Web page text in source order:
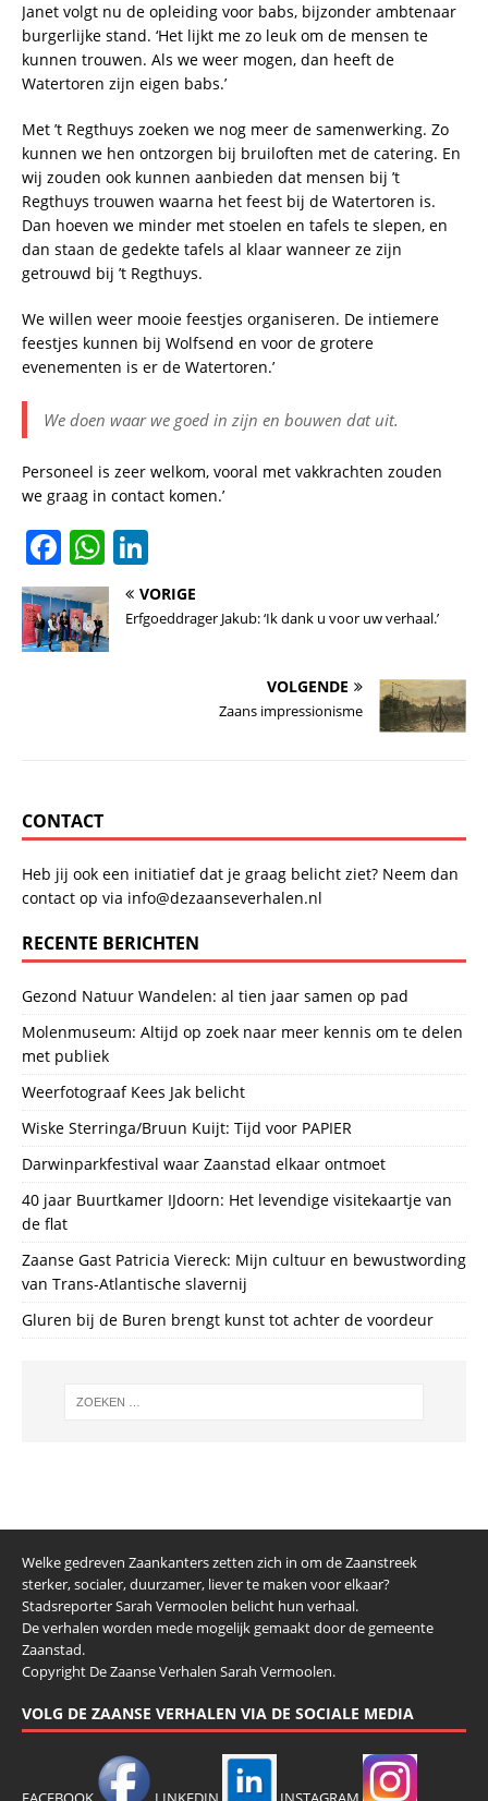
Janet volgt nu de opleiding voor babs, bijzonder ambtenaar
burgerlijke stand. ‘Het lijkt me zo leuk om de mensen te
kunnen trouwen. Als we weer mogen, dan heeft de
Watertoren zijn eigen babs.’
Met ’t Regthuys zoeken we nog meer de samenwerking. Zo
kunnen we hen ontzorgen bij bruiloften met de catering. En
wij zouden ook kunnen aanbieden dat mensen bij ’t
Regthuys trouwen waarna het feest bij de Watertoren is.
Dan hoeven we minder met stoelen en tafels te slepen, en
dan staan de gedekte tafels al klaar wanneer ze zijn
getrouwd bij ’t Regthuys.
We willen weer mooie feestjes organiseren. De intiemere
feestjes kunnen bij Wolfsend en voor de grotere
evenementen is er de Watertoren.’
We doen waar we goed in zijn en bouwen dat uit.
Personeel is zeer welkom, vooral met vakkrachten zouden
we graag in contact komen.’
F
a
c
e
W
h
at
s
n
k
VORIGE
Erfgoeddrager Jakub: ‘Ik dank u voor uw verhaal.’
VOLGENDE
Zaans impressionisme
CONTACT
Heb jij ook een initiatief dat je graag belicht ziet? Neem dan
contact op via info@dezaanseverhalen.nl
RECENTE BERICHTEN
Gezond Natuur Wandelen: al tien jaar samen op pad
Molenmuseum: Altijd op zoek naar meer kennis om te delen
met publiek
Weerfotograaf Kees Jak belicht
Wiske Sterringa/Bruun Kuijt: Tijd voor PAPIER
Darwinparkfestival waar Zaanstad elkaar ontmoet
40 jaar Buurtkamer IJdoorn: Het levendige visitekaartje van
de flat
Zaanse Gast Patricia Viereck: Mijn cultuur en bewustwording
van Trans-Atlantische slavernij
Gluren bij de Buren brengt kunst tot achter de voordeur
Welke gedreven Zaankanters zetten zich in om de Zaanstreek
sterker, socialer, duurzamer, liever te maken voor elkaar?
Stadsreporter Sarah Vermoolen belicht hun verhaal.
De verhalen worden mede mogelijk gemaakt door de gemeente
Zaanstad.
Copyright De Zaanse Verhalen Sarah Vermoolen.
VOLG DE ZAANSE VERHALEN VIA DE SOCIALE MEDIA